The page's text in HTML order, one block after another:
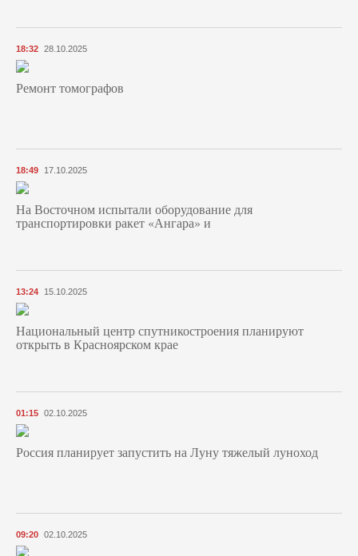
18:32 28.10.2025
Ремонт томографов
18:49 17.10.2025
На Восточном испытали оборудование для
транспортировки ракет «Ангара» и
13:24 15.10.2025
Национальный центр спутникостроения планируют
открыть в Красноярском крае
01:15 02.10.2025
Россия планирует запустить на Луну тяжелый луноход
09:20 02.10.2025